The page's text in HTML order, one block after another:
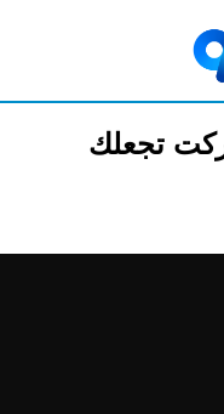
تجعلك